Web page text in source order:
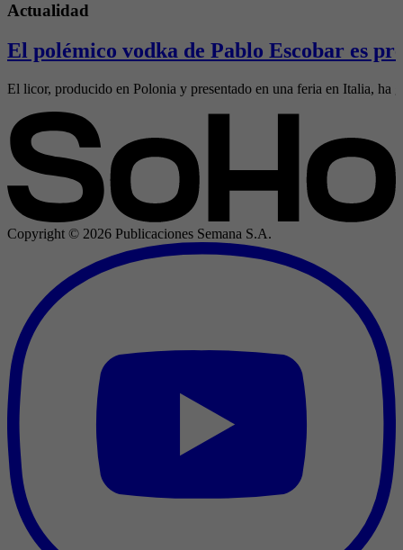
Actualidad
El polémico vodka de Pablo Escobar es
El licor, producido en Polonia y presentado en una feria en Italia, ha
Copyright © 2026 Publicaciones Semana S.A.